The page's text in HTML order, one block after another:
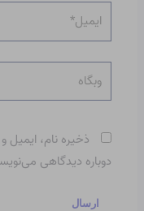
ایمیل*
وبگاه
ذخیره نام، ایمیل
دوباره دیدگاهی